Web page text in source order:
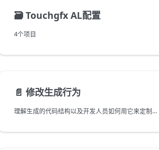
🗃️ Touchgfx AL配置
4个项目
📄️ 修改生成行为
理解生成的代码结构以及开发人员如何用它来定制配置和行为非常重要。